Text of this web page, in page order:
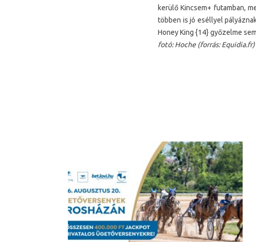
kerülő Kincsem+ futamban,
többen is jó eséllyel
Honey King {14} győzelme
fotó: Hoche (forrás: Equidia.fr)